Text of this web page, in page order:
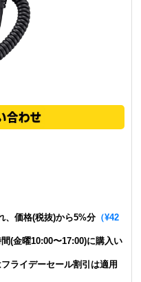
、価格(税抜)から5%分（¥42
(金曜10:00〜17:00)に購入い
ライデーセール割引は適用